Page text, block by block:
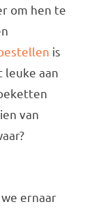
om hen te
is
aan
van
ernaar